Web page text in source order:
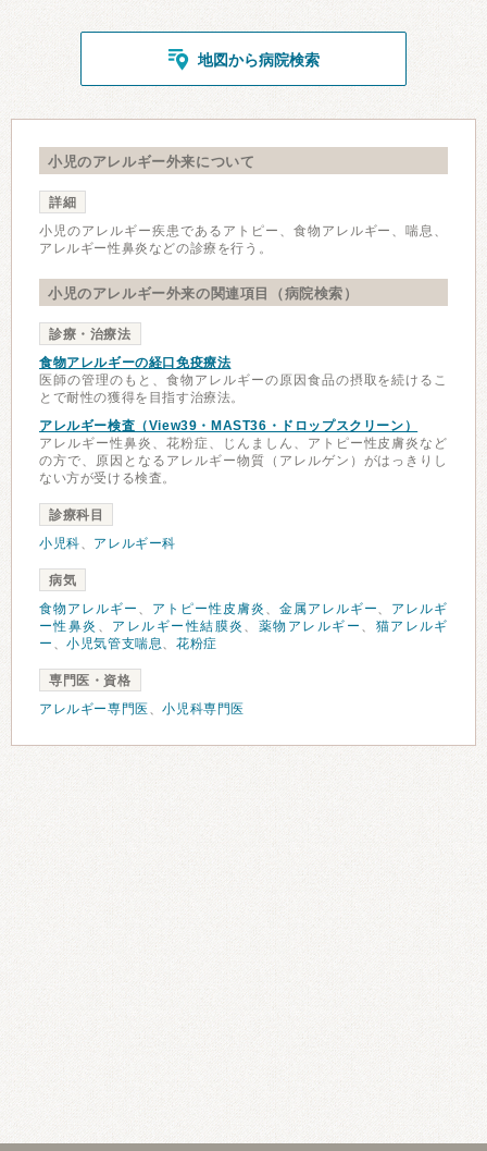
地図から病院検索
小児のアレルギー外来について
詳細
小児のアレルギー疾患であるアトピー、食物アレルギー、喘息、
アレルギー性鼻炎などの診療を行う。
小児のアレルギー外来の関連項目（病院検索）
診療・治療法
食物アレルギーの経口免疫療法
医師の管理のもと、食物アレルギーの原因食品の摂取を続けるこ
とで耐性の獲得を目指す治療法。
アレルギー検査（View39・MAST36・ドロップスクリーン）
アレルギー性鼻炎、花粉症、じんましん、アトピー性皮膚炎など
の方で、原因となるアレルギー物質（アレルゲン）がはっきりし
ない方が受ける検査。
診療科目
小児科、 アレルギー科
病気
食物アレルギー 、 アトピー性皮膚炎 、 金属アレルギー、 アレルギ
ー性鼻炎 、 アレルギー性結膜炎 、 薬物アレルギー 、 猫アレルギ
ー 、小児気管支喘息、花粉症
専門医・資格
アレルギー専門医 、小児科専門医